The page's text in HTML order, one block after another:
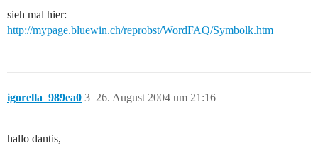
sieh mal hier:
http://mypage.bluewin.ch/reprobst/WordFAQ/Symbolk.htm
igorella_989ea0 26. August 2004 um 21:16
3
hallo dantis,